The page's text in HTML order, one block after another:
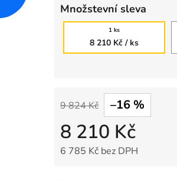
Množstevní sleva
1 ks
8 210 Kč/ ks
9 824 Kč –16 %
8 210 Kč
6 785 Kč bez DPH